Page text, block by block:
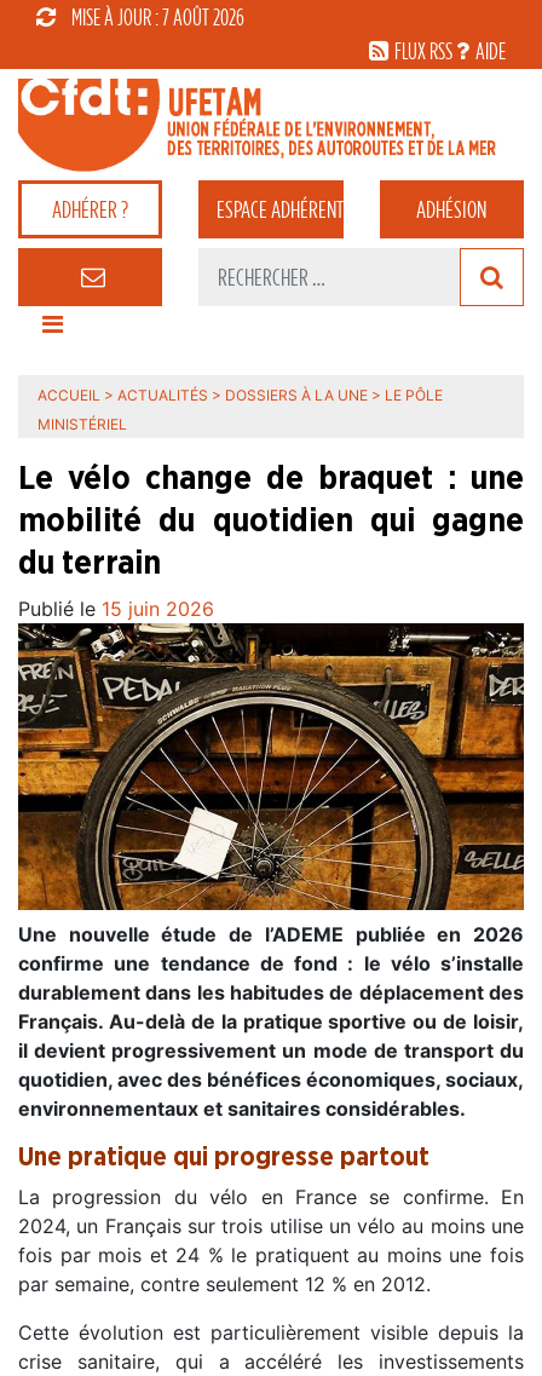
MISE À JOUR : 7 AOÛT 2026
FLUX RSS
AIDE
ADHÉRER ? ESPACEADHÉRENT ADHÉSION
ACCUEIL > ACTUALITÉS > DOSSIERS À LA UNE > LE PÔLE
MINISTÉRIEL
Le vélo change de braquet : une
mobilité du quotidien qui gagne
du terrain
Publié le 15 juin 2026
Une nouvelle étude de l’ADEME publiée en 2026
confirme une tendance de fond : le vélo s’installe
durablement dans les habitudes de déplacement des
Français. Au-delà de la pratique sportive ou de loisir,
il devient progressivement un mode de transport du
quotidien, avec des bénéfices économiques, sociaux,
environnementaux et sanitaires considérables.
Une pratique qui progresse partout
La progression du vélo en France se confirme. En
2024, un Français sur trois utilise un vélo au moins une
fois par mois et 24 % le pratiquent au moins une fois
par semaine, contre seulement 12 % en 2012.
Cette évolution est particulièrement visible depuis la
crise sanitaire, qui a accéléré les investissements